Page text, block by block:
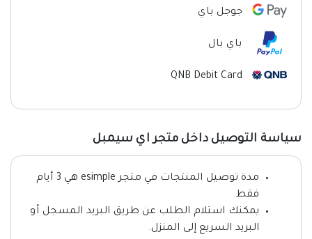
جوجل باي
باي بال
QNB Debit Card
سياسة التوصيل داخل متجر اي سيمبل
مدة توصيل المنتجات في متجر esimple هي 3 أيام
فقط.
يمكنك استلام الطلب عن طريق البريد المسجل أو
البريد السريع إلى المنزل.